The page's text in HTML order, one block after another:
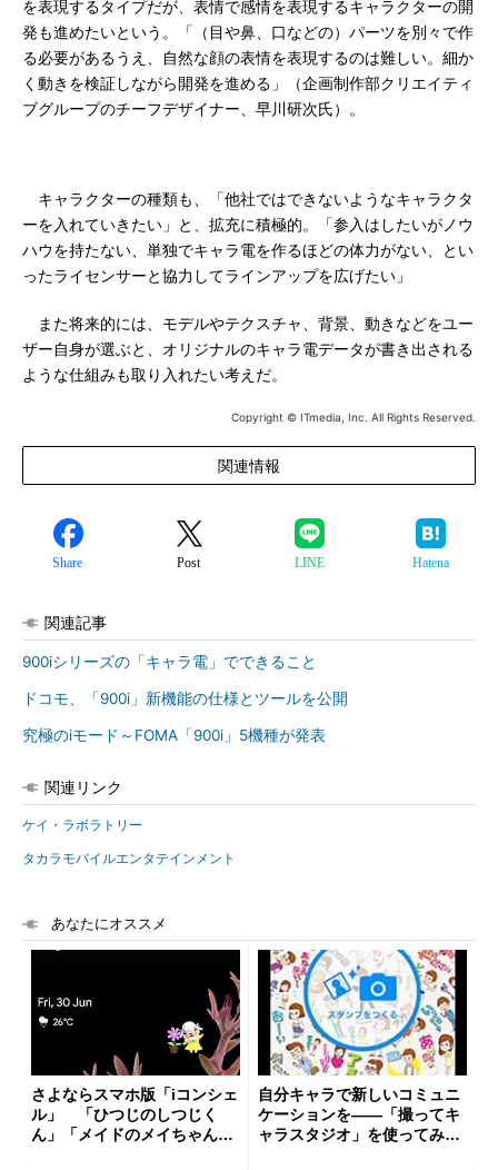
を表現するタイプだが、表情で感情を表現するキャラクターの開
発も進めたいという。「（目や鼻、口などの）パーツを別々で作
る必要があるうえ、自然な顔の表情を表現するのは難しい。細か
く動きを検証しながら開発を進める」（企画制作部クリエイティ
ブグループのチーフデザイナー、早川研次氏）。
キャラクターの種類も、「他社ではできないようなキャラクタ
ーを入れていきたい」と、拡充に積極的。「参入はしたいがノウ
ハウを持たない、単独でキャラ電を作るほどの体力がない、とい
ったライセンサーと協力してラインアップを広げたい」
また将来的には、モデルやテクスチャ、背景、動きなどをユー
ザー自身が選ぶと、オリジナルのキャラ電データが書き出される
ような仕組みも取り入れたい考えだ。
Copyright © ITmedia, Inc. All Rights Reserved.
関連情報
Share Post LINE Hatena
関連記事
900iシリーズの「キャラ電」でできること
ドコモ、「900i」新機能の仕様とツールを公開
究極のiモード～FOMA「900i」5機種が発表
関連リンク
ケイ・ラボラトリー
タカラモバイルエンタテインメント
あなたにオススメ
さよならスマホ版「iコンシェ
ル」 「ひつじのしつじく
ん」「メイドのメイちゃん」
自分キャラで新しいコミュニ
ケーションを――「撮ってキ
ャラスタジオ」を使ってみま